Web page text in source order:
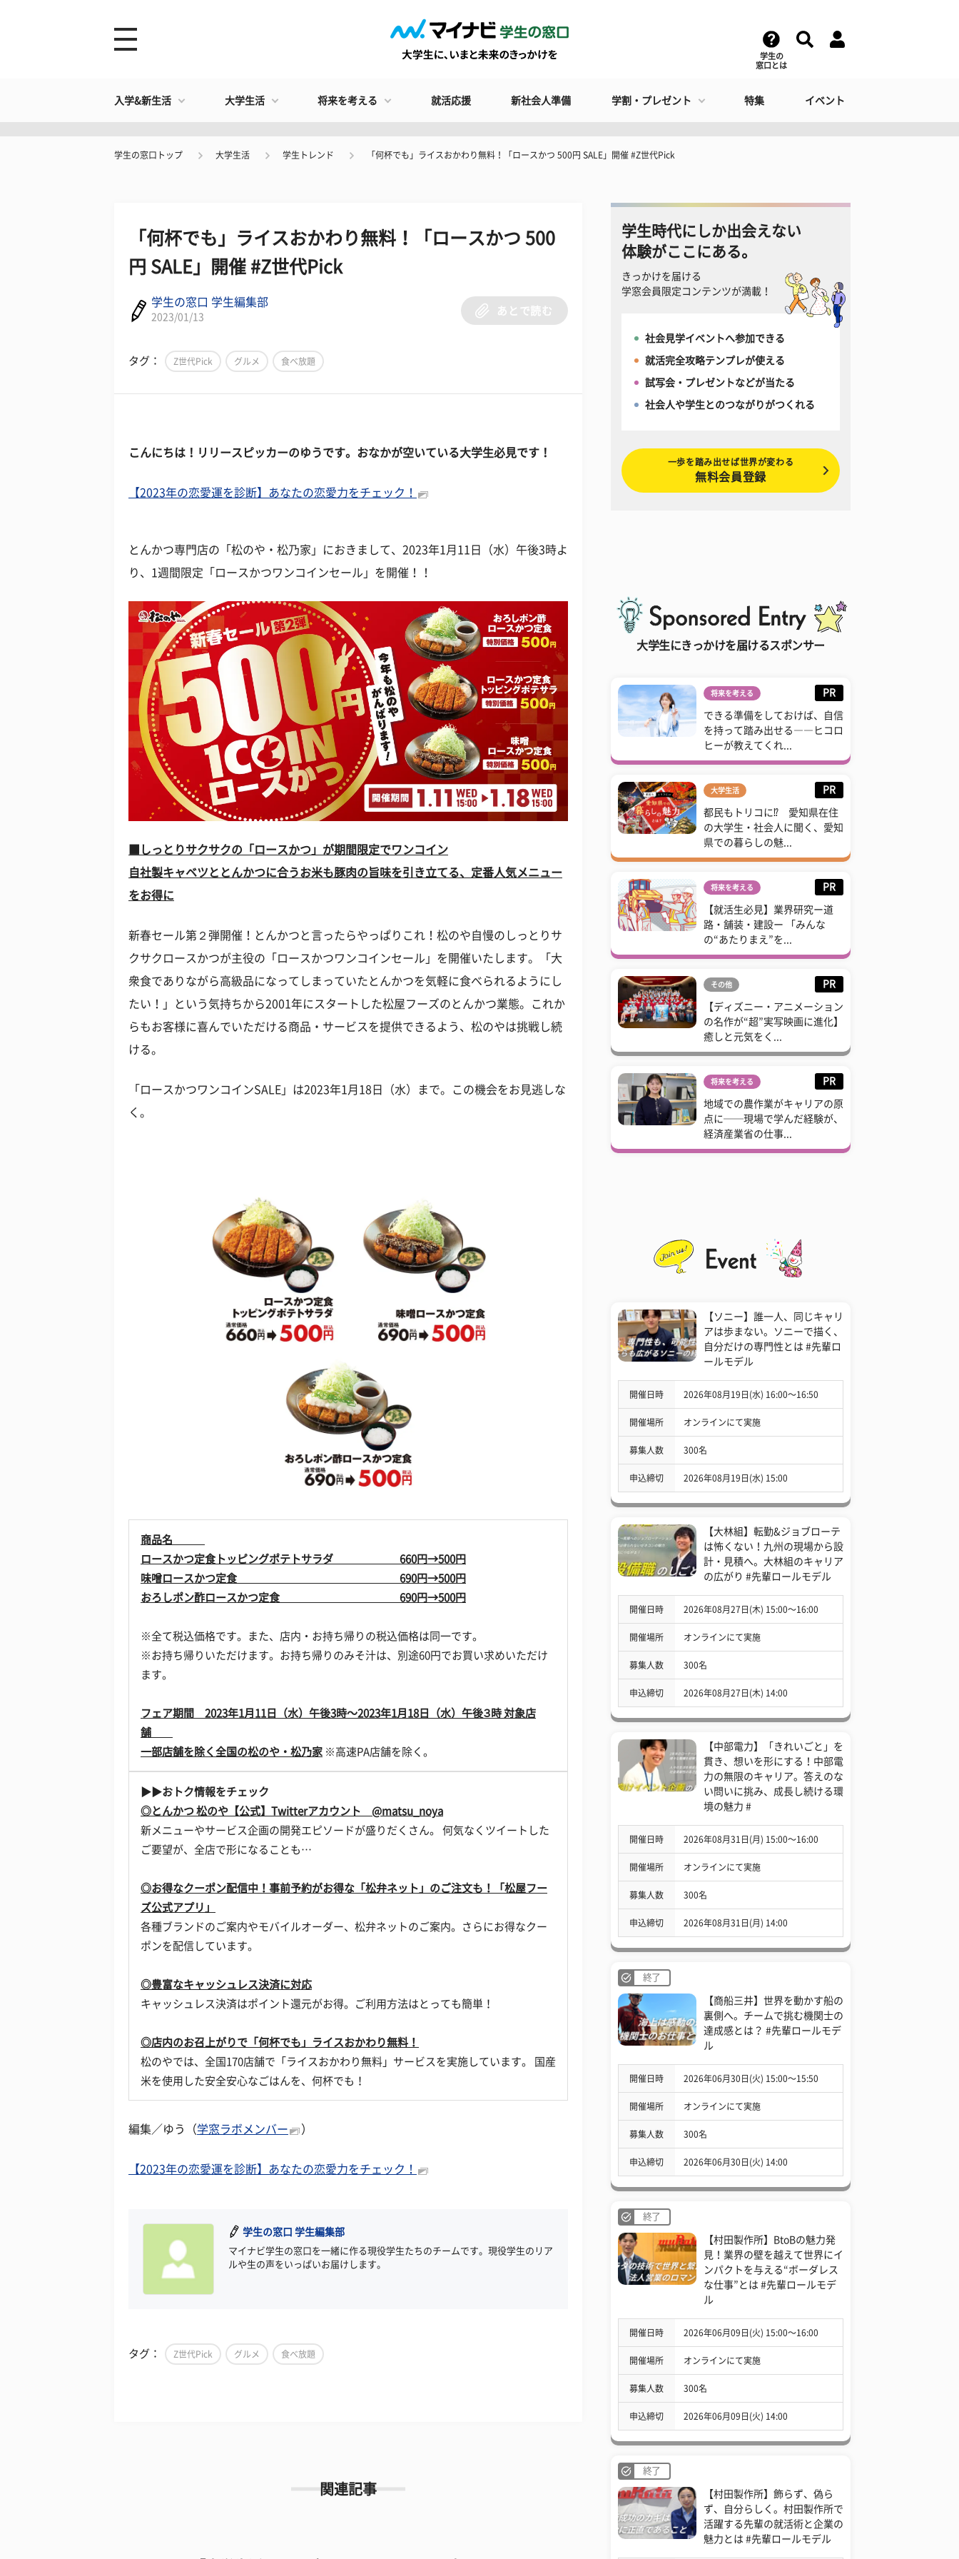
学生の
窓口とは
入学&新生活 大学生活 将来を考える 就活応援 新社会人準備 学割・プレゼント 特集 イベント
学生の窓口トップ 大学生活 学生トレンド 「何杯でも」ライスおかわり無料！「ロースかつ 500円 SALE」開催 #Z世代Pick
「何杯でも」ライスおかわり無料！「ロースかつ 500
円 SALE」開催 #Z世代Pick
学生の窓口 学生編集部
2023/01/13
あとで読む
タグ： Z世代Pick グルメ 食べ放題
こんにちは！リリースピッカーのゆうです。おなかが空いている大学生必見です！
【2023年の恋愛運を診断】あなたの恋愛力をチェック！
とんかつ専門店の「松のや・松乃家」におきまして、2023年1月11日（水）午後3時よ
り、1週間限定「ロースかつワンコインセール」を開催！！
■しっとりサクサクの「ロースかつ」が期間限定でワンコイン
自社製キャベツととんかつに合うお米も豚肉の旨味を引き立てる、定番人気メニュー
をお得に
新春セール第２弾開催！とんかつと言ったらやっぱりこれ！松のや自慢のしっとりサ
クサクロースかつが主役の「ロースかつワンコインセール」を開催いたします。「大
衆食でありながら高級品になってしまっていたとんかつを気軽に食べられるようにし
たい！」という気持ちから2001年にスタートした松屋フーズのとんかつ業態。これか
らもお客様に喜んでいただける商品・サービスを提供できるよう、松のやは挑戦し続
ける。
「ロースかつワンコインSALE」は2023年1月18日（水）まで。この機会をお見逃しな
く。
商品名
ロースかつ定食トッピングポテトサラダ 660円→500円
味噌ロースかつ定食 690円→500円
おろしポン酢ロースかつ定食 690円→500円
※全て税込価格です。また、店内・お持ち帰りの税込価格は同一です。
※お持ち帰りいただけます。お持ち帰りのみそ汁は、別途60円でお買い求めいただけ
ます。
フェア期間 2023年1月11日（水）午後3時～2023年1月18日（水）午後３時 対象店
舗
一部店舗を除く全国の松のや・松乃家 ※高速PA店舗を除く。
▶▶おトク情報をチェック
◎とんかつ 松のや【公式】Twitterアカウント @matsu_noya
新メニューやサービス企画の開発エピソードが盛りだくさん。 何気なくツイートした
ご要望が、全店で形になることも…
◎お得なクーポン配信中！事前予約がお得な「松弁ネット」のご注文も！「松屋フー
ズ公式アプリ」
各種ブランドのご案内やモバイルオーダー、松弁ネットのご案内。さらにお得なクー
ポンを配信しています。
◎豊富なキャッシュレス決済に対応
キャッシュレス決済はポイント還元がお得。ご利用方法はとっても簡単！
◎店内のお召上がりで「何杯でも」ライスおかわり無料！
松のやでは、全国170店舗で「ライスおかわり無料」サービスを実施しています。 国産
米を使用した安全安心なごはんを、何杯でも！
編集／ゆう（学窓ラボメンバー ）
【2023年の恋愛運を診断】あなたの恋愛力をチェック！
学生の窓口 学生編集部
マイナビ学生の窓口を一緒に作る現役学生たちのチームです。現役学生のリア
ルや生の声をいっぱいお届けします。
タグ： Z世代Pick グルメ 食べ放題
関連記事
学生時代にしか出会えない
体験がここにある。
きっかけを届ける
学窓会員限定コンテンツが満載！
社会見学イベントへ参加できる
就活完全攻略テンプレが使える
試写会・プレゼントなどが当たる
社会人や学生とのつながりがつくれる
一歩を踏み出せば世界が変わる
無料会員登録
大学生にきっかけを届けるスポンサー
将来を考える PR
できる準備をしておけば、自信
を持って踏み出せる――ヒコロ
ヒーが教えてくれ...
大学生活 PR
都民もトリコに⁉ 愛知県在住
の大学生・社会人に聞く、愛知
県での暮らしの魅...
将来を考える PR
【就活生必見】業界研究ー道
路・舗装・建設ー 「みんな
の“あたりまえ”を...
その他 PR
【ディズニー・アニメーション
の名作が“超”実写映画に進化】
癒しと元気をく...
将来を考える PR
地域での農作業がキャリアの原
点に──現場で学んだ経験が、
経済産業省の仕事...
【ソニー】誰一人、同じキャリ
アは歩まない。ソニーで描く、
自分だけの専門性とは #先輩ロ
ールモデル
開催日時 2026年08月19日(水) 16:00〜16:50
開催場所 オンラインにて実施
募集人数 300名
申込締切 2026年08月19日(水) 15:00
【大林組】転勤&ジョブローテ
は怖くない！九州の現場から設
計・見積へ。大林組のキャリア
の広がり #先輩ロールモデル
開催日時 2026年08月27日(木) 15:00〜16:00
開催場所 オンラインにて実施
募集人数 300名
申込締切 2026年08月27日(木) 14:00
【中部電力】「きれいごと」を
貫き、想いを形にする！中部電
力の無限のキャリア。答えのな
い問いに挑み、成長し続ける環
境の魅力 #
開催日時 2026年08月31日(月) 15:00〜16:00
開催場所 オンラインにて実施
募集人数 300名
申込締切 2026年08月31日(月) 14:00
終了
【商船三井】世界を動かす船の
裏側へ。チームで挑む機関士の
達成感とは？ #先輩ロールモデ
ル
開催日時 2026年06月30日(火) 15:00〜15:50
開催場所 オンラインにて実施
募集人数 300名
申込締切 2026年06月30日(火) 14:00
終了
【村田製作所】BtoBの魅力発
見！業界の壁を越えて世界にイ
ンパクトを与える“ボーダレス
な仕事”とは #先輩ロールモデ
ル
開催日時 2026年06月09日(火) 15:00〜16:00
開催場所 オンラインにて実施
募集人数 300名
申込締切 2026年06月09日(火) 14:00
終了
【村田製作所】飾らず、偽ら
ず、自分らしく。村田製作所で
活躍する先輩の就活術と企業の
魅力とは #先輩ロールモデル